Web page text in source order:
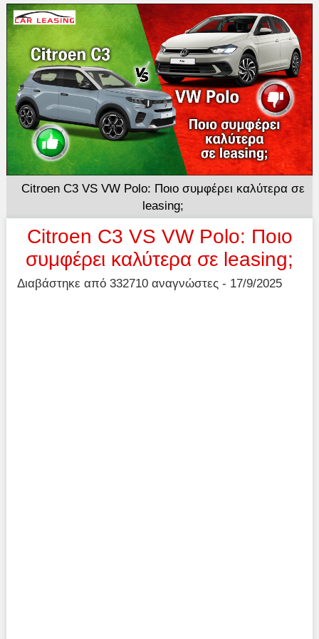
Citroen C3 VS VW Polo: Ποιο συμφέρει καλύτερα σε
leasing;
Citroen C3 VS VW Polo: Ποιο
συμφέρει καλύτερα σε leasing;
Διαβάστηκε από 332710 αναγνώστες - 17/9/2025